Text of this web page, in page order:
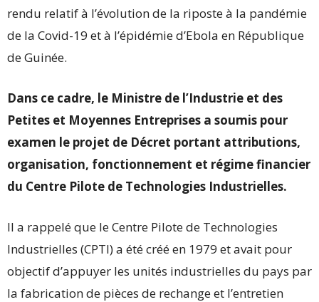
rendu relatif à l’évolution de la riposte à la pandémie
de la Covid-19 et à l’épidémie d’Ebola en République
de Guinée.
Dans ce cadre, le Ministre de l’Industrie et des
Petites et Moyennes Entreprises a soumis pour
examen le projet de Décret portant attributions,
organisation, fonctionnement et régime financier
du Centre Pilote de Technologies Industrielles.
Il a rappelé que le Centre Pilote de Technologies
Industrielles (CPTI) a été créé en 1979 et avait pour
objectif d’appuyer les unités industrielles du pays par
la fabrication de pièces de rechange et l’entretien